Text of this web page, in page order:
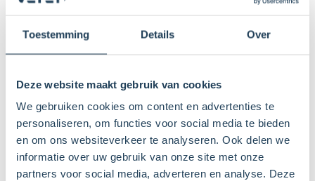
Toestemming Details Over
Deze website maakt gebruik van cookies
We gebruiken cookies om content en advertenties te
personaliseren, om functies voor social media te bieden
en om ons websiteverkeer te analyseren. Ook delen we
informatie over uw gebruik van onze site met onze
partners voor social media, adverteren en analyse. Deze
CONTACTFORMULIER
Naam*